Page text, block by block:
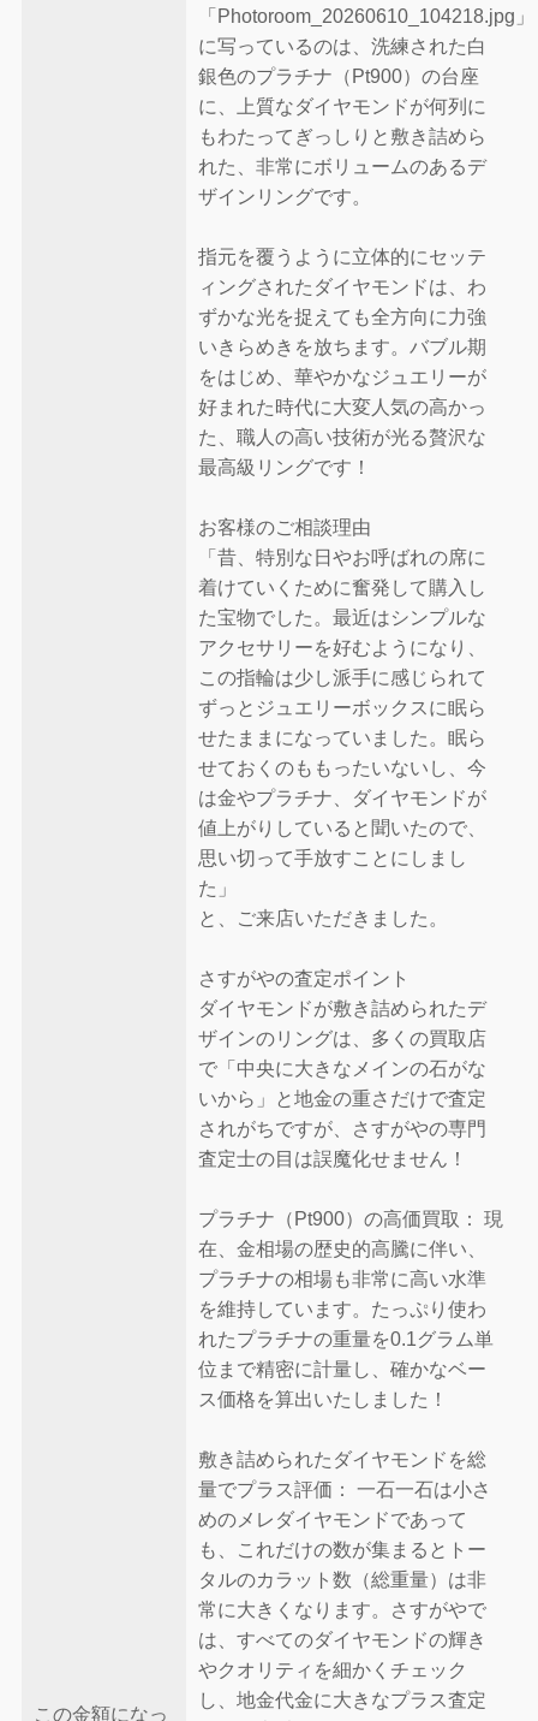
この金額になっ
「Photoroom_20260610_104218.jpg」
に写っているのは、洗練された白
銀色のプラチナ（Pt900）の台座
に、上質なダイヤモンドが何列に
もわたってぎっしりと敷き詰めら
れた、非常にボリュームのあるデ
ザインリングです。
指元を覆うように立体的にセッテ
ィングされたダイヤモンドは、わ
ずかな光を捉えても全方向に力強
いきらめきを放ちます。バブル期
をはじめ、華やかなジュエリーが
好まれた時代に大変人気の高かっ
た、職人の高い技術が光る贅沢な
最高級リングです！
お客様のご相談理由
「昔、特別な日やお呼ばれの席に
着けていくために奮発して購入し
た宝物でした。最近はシンプルな
アクセサリーを好むようになり、
この指輪は少し派手に感じられて
ずっとジュエリーボックスに眠ら
せたままになっていました。眠ら
せておくのももったいないし、今
は金やプラチナ、ダイヤモンドが
値上がりしていると聞いたので、
思い切って手放すことにしまし
た」
と、ご来店いただきました。
さすがやの査定ポイント
ダイヤモンドが敷き詰められたデ
ザインのリングは、多くの買取店
で「中央に大きなメインの石がな
いから」と地金の重さだけで査定
されがちですが、さすがやの専門
査定士の目は誤魔化せません！
プラチナ（Pt900）の高価買取： 現
在、金相場の歴史的高騰に伴い、
プラチナの相場も非常に高い水準
を維持しています。たっぷり使わ
れたプラチナの重量を0.1グラム単
位まで精密に計量し、確かなベー
ス価格を算出いたしました！
敷き詰められたダイヤモンドを総
量でプラス評価： 一石一石は小さ
めのメレダイヤモンドであって
も、これだけの数が集まるとトー
タルのカラット数（総重量）は非
常に大きくなります。さすがやで
は、すべてのダイヤモンドの輝き
やクオリティを細かくチェック
し、地金代金に大きなプラス査定